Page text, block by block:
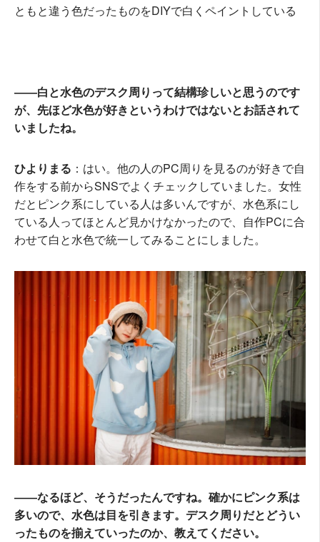
ともと違う色だったものをDIYで白くペイントしている
――白と水色のデスク周りって結構珍しいと思うのです
が、先ほど水色が好きというわけではないとお話されて
いましたね。
ひよりまる ：はい。他の人のPC周りを見るのが好きで自
作をする前からSNSでよくチェックしていました。女性
だとピンク系にしている人は多いんですが、水色系にし
ている人ってほとんど見かけなかったので、自作PCに合
わせて白と水色で統一してみることにしました。
――なるほど、そうだったんですね。確かにピンク系は
多いので、水色は目を引きます。デスク周りだとどうい
ったものを揃えていったのか、教えてください。